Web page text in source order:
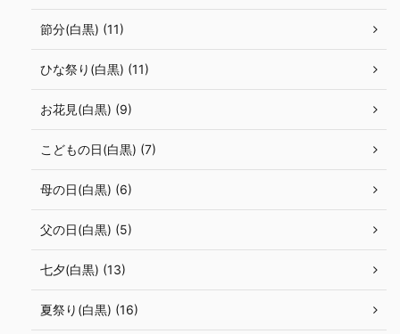
節分(白黒) (11)
ひな祭り(白黒) (11)
お花見(白黒) (9)
こどもの日(白黒) (7)
母の日(白黒) (6)
父の日(白黒) (5)
七夕(白黒) (13)
夏祭り(白黒) (16)